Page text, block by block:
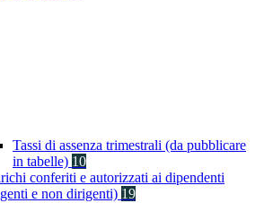
Tassi di assenza trimestrali (da pubblicare
in tabelle) 10
conferiti e autorizzati ai dipendenti
e non dirigenti) 19